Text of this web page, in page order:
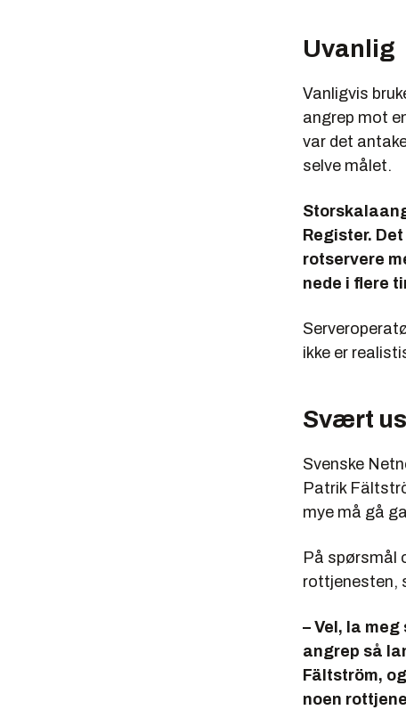
Uvanlig
Vanligvis
angrep mot
var det
selve målet.
Register.
rotservere
nede i flere
ikke er
Svært
Svenske
Patrik
mye må gå
På spørsmål
rottjenesten,
– Vel, la
angrep så
Fältström,
noen